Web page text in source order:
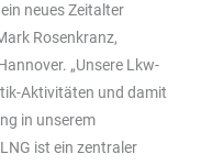
neues Zeitalter
Rosenkranz,
„Unsere Lkw-
Aktivitäten und damit
in unserem
ist ein zentraler